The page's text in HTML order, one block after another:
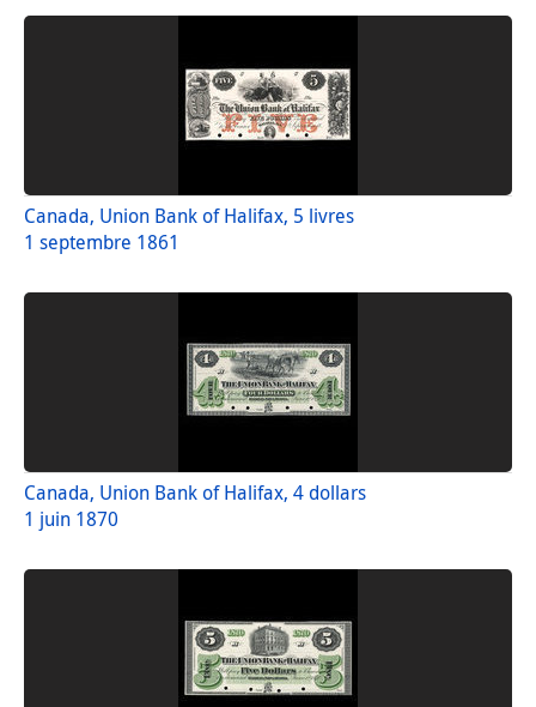
Canada, Union Bank of Halifax, 5 livres
1 septembre 1861
Canada, Union Bank of Halifax, 4 dollars
1 juin 1870